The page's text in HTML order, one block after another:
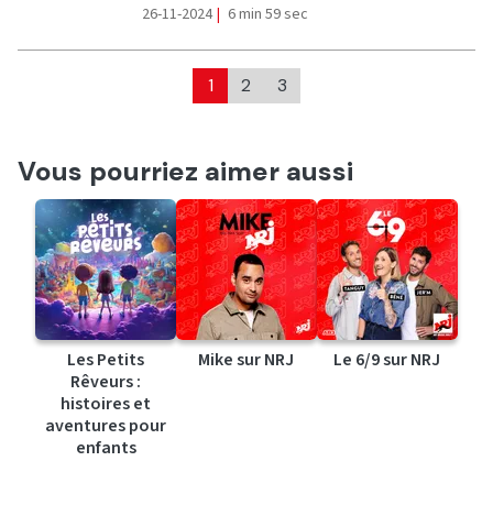
26-11-2024 | 6 min 59 sec
1 2 3
Vous pourriez aimer aussi
Les Petits
Rêveurs :
histoires et
aventures pour
enfants
Mike sur NRJ Le 6/9 sur NRJ